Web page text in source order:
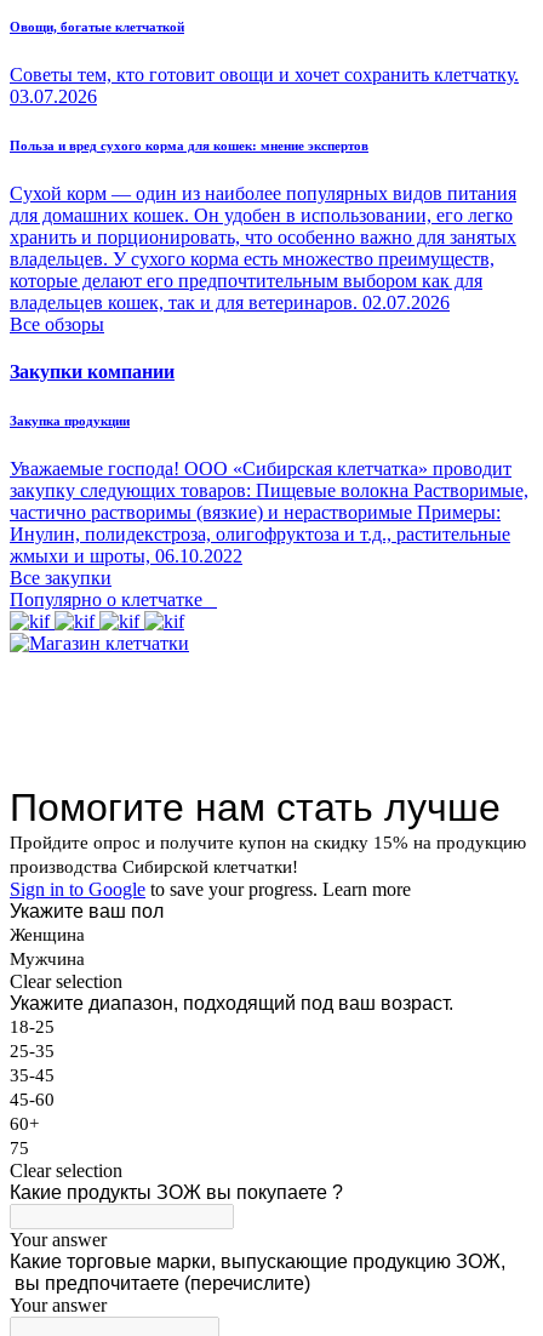
Овощи, богатые клетчаткой
Советы тем, кто готовит овощи и хочет сохранить клетчатку.
03.07.2026
Польза и вред сухого корма для кошек: мнение экспертов
Сухой корм — один из наиболее популярных видов питания
для домашних кошек. Он удобен в использовании, его легко
хранить и порционировать, что особенно важно для занятых
владельцев. У сухого корма есть множество преимуществ,
которые делают его предпочтительным выбором как для
владельцев кошек, так и для ветеринаров. 02.07.2026
Все обзоры
Закупки компании
Закупка продукции
Уважаемые господа! ООО «Сибирская клетчатка» проводит
закупку следующих товаров: Пищевые волокна Растворимые,
частично растворимы (вязкие) и нерастворимые Примеры:
Инулин, полидекстроза, олигофруктоза и т.д., растительные
жмыхи и шроты, 06.10.2022
Все закупки
Популярно о клетчатке